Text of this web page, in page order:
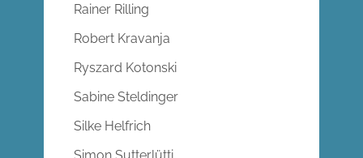
Rainer Rilling
Robert Kravanja
Ryszard Kotonski
Sabine Steldinger
Silke Helfrich